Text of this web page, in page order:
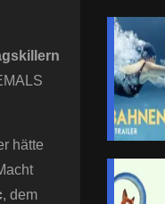
hätte
, dem